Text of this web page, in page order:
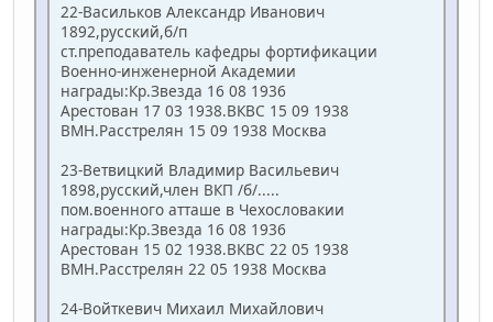
22-Васильков Александр Иванович
1892,русский,б/п
ст.преподаватель кафедры фортификации
Военно-инженерной Академии
награды:Кр.Звезда 16 08 1936
Арестован 17 03 1938.ВКВС 15 09 1938
ВМН.Расстрелян 15 09 1938 Москва
23-Ветвицкий Владимир Васильевич
1898,русский,член ВКП /б/.....
пом.военного атташе в Чехословакии
награды:Кр.Звезда 16 08 1936
Арестован 15 02 1938.ВКВС 22 05 1938
ВМН.Расстрелян 22 05 1938 Москва
24-Войткевич Михаил Михайлович